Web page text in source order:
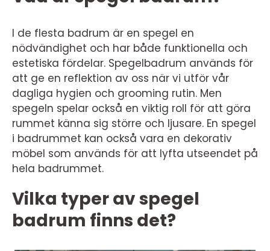
I de flesta badrum är en spegel en
nödvändighet och har både funktionella och
estetiska fördelar. Spegelbadrum används för
att ge en reflektion av oss när vi utför vår
dagliga hygien och grooming rutin. Men
spegeln spelar också en viktig roll för att göra
rummet känna sig större och ljusare. En spegel
i badrummet kan också vara en dekorativ
möbel som används för att lyfta utseendet på
hela badrummet.
Vilka typer av spegel
badrum finns det?